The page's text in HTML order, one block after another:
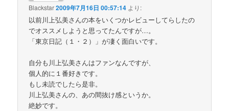
Blackstar2009年7月16日 00:57:14 より:
以前川上弘美さんの本をいくつかレビューしてらしたの
でオススメしようと思ってたんですが…。
「東京日記（１・２）」が凄く面白いです。
自分も川上弘美さんはファンなんですが、
個人的に１番好きです。
もし未読でしたら是非。
川上弘美さんの、あの間抜け感というか。
絶妙です。